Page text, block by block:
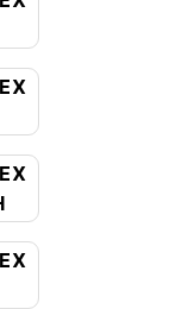
của người tiêu